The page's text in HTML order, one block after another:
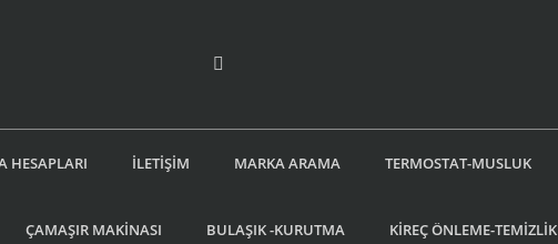
HESAPLARI İLETİŞİM MARKA ARAMA TERMOSTAT-MUSLUK
ÇAMAŞIR MAKİNASI BULAŞIK -KURUTMA KİREÇ ÖNLEME-TEMİZLİK